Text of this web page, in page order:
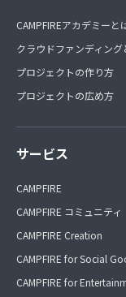
CAMPFIREアカデミーと
クラウドファンディング
プロジェクトの作り方
プロジェクトの広め方
サービス
CAMPFIRE
CAMPFIRE コミュニティ
CAMPFIRE Creation
CAMPFIRE for Social
CAMPFIRE for